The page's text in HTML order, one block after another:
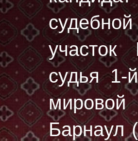
участок
судья 1-
Барнаул